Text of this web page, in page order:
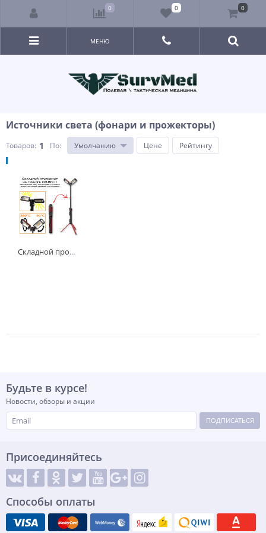
МЕНЮ
Источники света (фонари и прожекторы)
Товаров: 1 По: Умолчанию Цене Рейтингу
Складной прожектор на треноге СМ-ВП-11 (переносной свет для полевых условий, аккумуляторный двойной светильник)
Будьте в курсе!
Новости, обзоры и акции
ПОДПИСАТЬСЯ
Присоединяйтесь
Способы оплаты
0 0 0